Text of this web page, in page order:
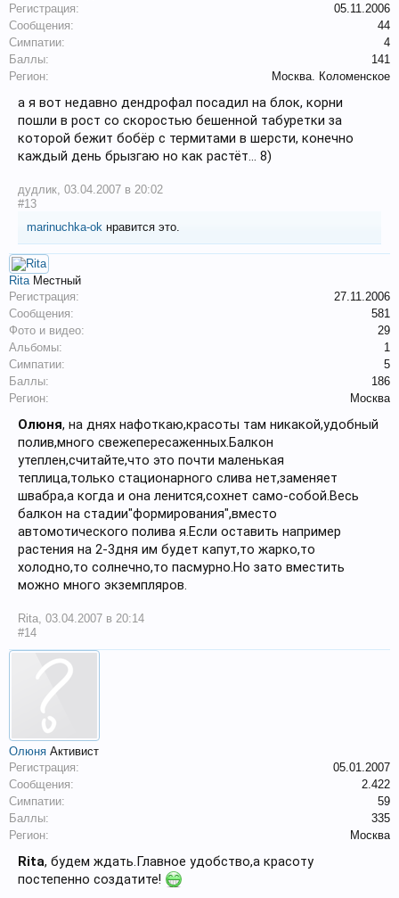
Регистрация:
05.11.2006
Сообщения:
44
Симпатии:
4
Баллы:
141
Регион:
Mосква. Коломенское
а я вот недавно дендрофал посадил на блок, корни
пошли в рост со скоростью бешенной табуретки за
которой бежит бобёр с термитами в шерсти, конечно
каждый день брызгаю но как растёт... 8)
дудлик, 03.04.2007 в 20:02
#13
marinuchka-ok нравится это.
Rita Местный
Регистрация:
27.11.2006
Сообщения:
581
Фото и видео:
29
Альбомы:
1
Симпатии:
5
Баллы:
186
Регион:
Москва
Олюня, на днях нафоткаю,красоты там никакой,удобный
полив,много свежепересаженных.Балкон
утеплен,считайте,что это почти маленькая
теплица,только стационарного слива нет,заменяет
швабра,а когда и она ленится,сохнет само-собой.Весь
балкон на стадии"формирования",вместо
автомотического полива я.Если оставить например
растения на 2-3дня им будет капут,то жарко,то
холодно,то солнечно,то пасмурно.Но зато вместить
можно много экземпляров.
Rita, 03.04.2007 в 20:14
#14
Олюня Активист
Регистрация:
05.01.2007
Сообщения:
2.422
Симпатии:
59
Баллы:
335
Регион:
Москва
Rita, будем ждать.Главное удобство,а красоту
постепенно создатите!